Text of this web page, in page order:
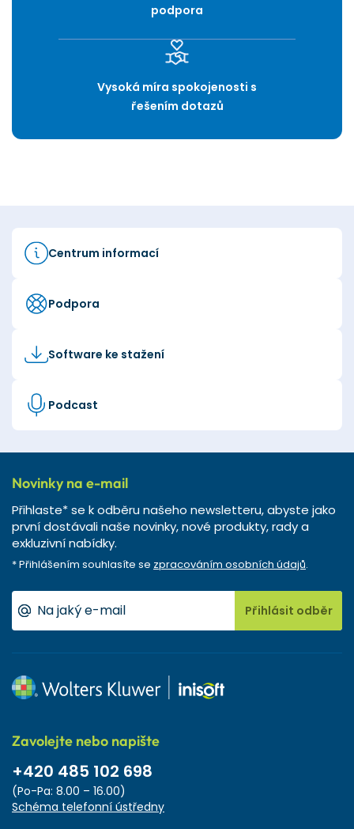
podpora
Vysoká míra spokojenosti s
řešením dotazů
Centrum informací
Podpora
Software ke stažení
Podcast
Novinky na e-mail
Přihlaste* se k odběru našeho newsletteru, abyste jako
první dostávali naše novinky, nové produkty, rady a
exkluzivní nabídky.
* Přihlášením souhlasíte se zpracováním osobních údajů.
Přihlásit odběr
Zavolejte nebo napište
+420 485 102 698
(Po-Pa: 8.00 – 16.00)
Schéma telefonní ústředny